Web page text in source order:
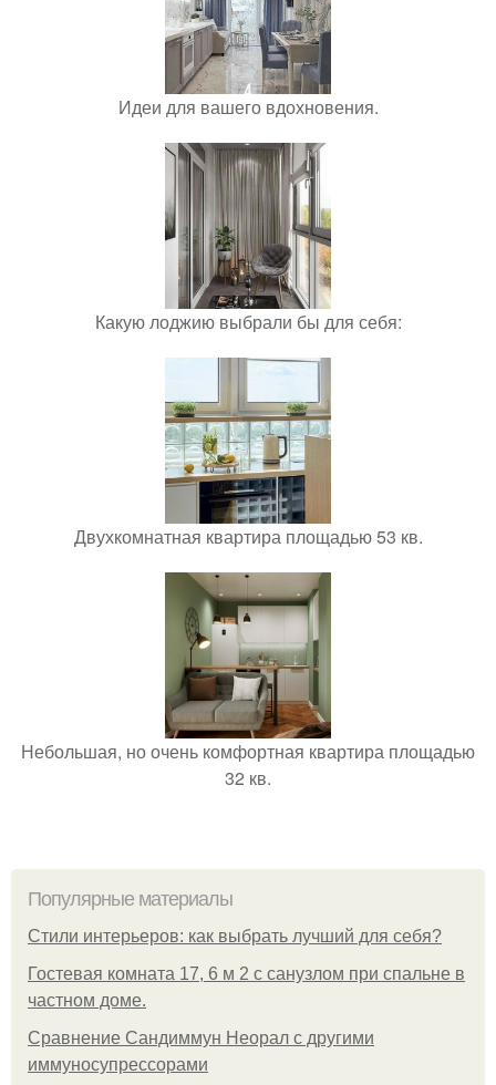
Идеи для вашего вдохновения.
Какую лоджию выбрали бы для себя:
Двухкомнатная квартира площадью 53 кв.
Небольшая, но очень комфортная квартира площадью
32 кв.
Популярные материалы
Стили интерьеров: как выбрать лучший для себя?
Гостевая комната 17, 6 м 2 с санузлом при спальне в
частном доме.
Сравнение Сандиммун Неорал с другими
иммуносупрессорами